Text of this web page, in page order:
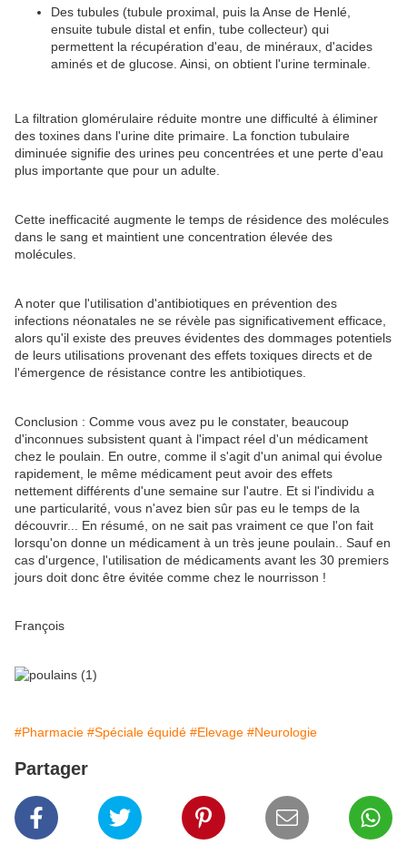
Des tubules (tubule proximal, puis la Anse de Henlé,
ensuite tubule distal et enfin, tube collecteur) qui
permettent la récupération d'eau, de minéraux, d'acides
aminés et de glucose. Ainsi, on obtient l'urine terminale.
La filtration glomérulaire réduite montre une difficulté à éliminer
des toxines dans l'urine dite primaire. La fonction tubulaire
diminuée signifie des urines peu concentrées et une perte d'eau
plus importante que pour un adulte.
Cette inefficacité augmente le temps de résidence des molécules
dans le sang et maintient une concentration élevée des
molécules.
A noter que l'utilisation d'antibiotiques en prévention des
infections néonatales ne se révèle pas significativement efficace,
alors qu'il existe des preuves évidentes des dommages potentiels
de leurs utilisations provenant des effets toxiques directs et de
l'émergence de résistance contre les antibiotiques.
Conclusion : Comme vous avez pu le constater, beaucoup
d'inconnues subsistent quant à l'impact réel d'un médicament
chez le poulain. En outre, comme il s'agit d'un animal qui évolue
rapidement, le même médicament peut avoir des effets
nettement différents d'une semaine sur l'autre. Et si l'individu a
une particularité, vous n'avez bien sûr pas eu le temps de la
découvrir... En résumé, on ne sait pas vraiment ce que l'on fait
lorsqu'on donne un médicament à un très jeune poulain.. Sauf en
cas d'urgence, l'utilisation de médicaments avant les 30 premiers
jours doit donc être évitée comme chez le nourrisson !
François
#Pharmacie #Spéciale équidé #Elevage #Neurologie
Partager